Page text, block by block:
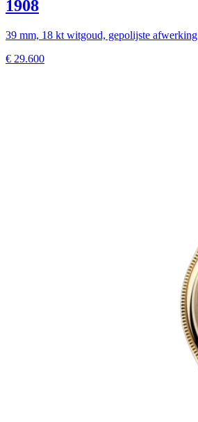
1908
39 mm, 18 kt witgoud, gepolijste afwerking
€ 29.600